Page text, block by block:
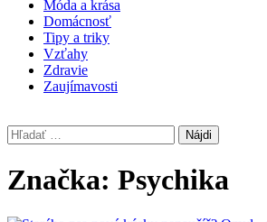
Móda a krása
Domácnosť
Tipy a triky
Vzťahy
Zdravie
Zaujímavosti
Hľadať:
Značka: Psychika